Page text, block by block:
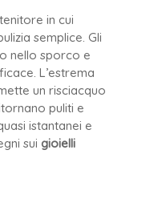
in cui
semplice. Gli
nello sporco e
L’estrema
un risciacquo
puliti e
istantanei e
sui gioielli